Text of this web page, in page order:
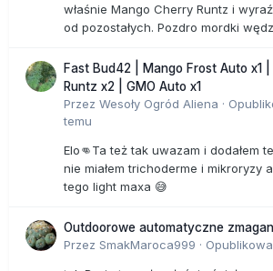
właśnie Mango Cherry Runtz i
od pozostałych. Pozdro mordki
Fast Bud42 | Mango Frost Auto x1
Runtz x2 | GMO Auto x1
Przez Wesoły Ogród Aliena ·
temu
Elo👊Ta też tak uwazam i dodałem
nie miałem trichoderme i mikroryzy
tego light maxa 😅
Outdoorowe automatyczne
Przez SmakMaroca999 ·